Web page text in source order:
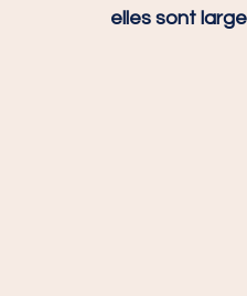
elles sont